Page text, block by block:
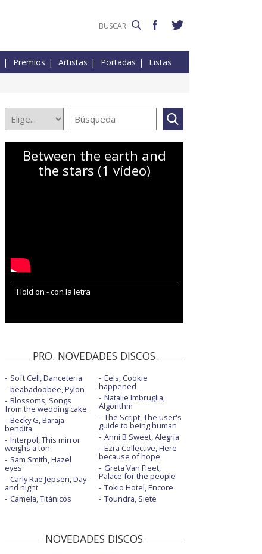
Premios Artistas Portadas Listas
Between the earth and
the stars (1 vídeo)
Hold on - con la letra
PRO. NOVEDADES DISCOS
Soft Cell, Danceteria
beabadoobee, Pylon
Blossoms, Songs
from the wedding cake
Becky G, Baraja
bendita
Interpol, This mirror
weighs a ton
Sam Smith, Hazel
eyes
Carly Rae Jepsen, Day
and night
Camela, Titánicos
Eels, Cookie
happened
Natalie Imbruglia,
Algorithm
The Script, The user's
guide to being human
Anni B Sweet, Alegría
Ezra Collective, Here
because of hope
Greta Van Fleet,
Palace for the people
Tokio Hotel, Encore
Toundra, Siete
NOVEDADES DISCOS